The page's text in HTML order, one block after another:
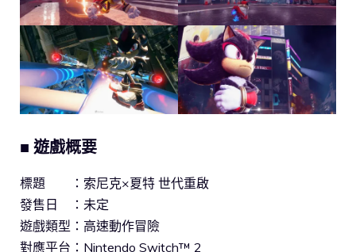
■ 遊戲概要
標題 ：索尼克×夏特 世代重啟
發售日 ：未定
遊戲類型：高速動作冒險
對應平台：Nintendo Switch™ 2